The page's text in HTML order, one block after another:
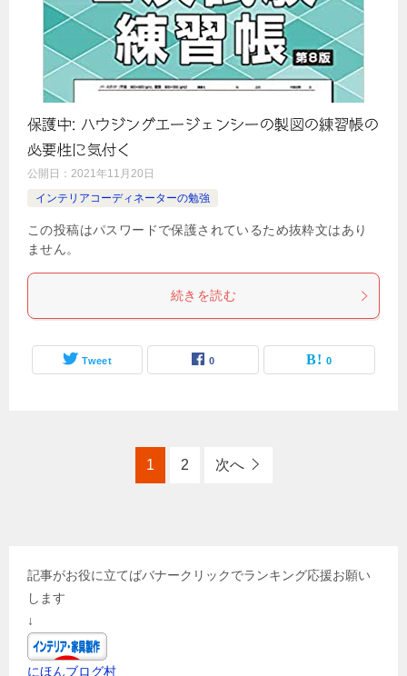
保護中: ハウジングエージェンシーの製図の練習帳の
必要性に気付く
公開日： 2021年11月20日
インテリアコーディネーターの勉強
この投稿はパスワードで保護されているため抜粋文はあり
ません。
続きを読む
Tweet 0 0
1 2 次へ
記事がお役に立てばバナークリックでランキング応援お願い
します
↓
にほんブログ村